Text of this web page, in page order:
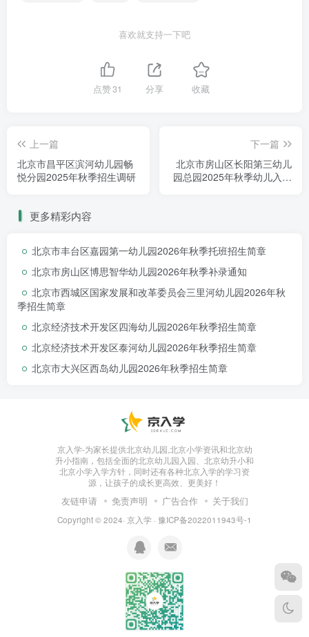
外教 均来自英语母语国家，拥有专业的教师资格证书
语发音和纯正的西方文化体验 。
IB探究式课程·重塑幼儿教育新体验
以主题探究为核心，引导孩子们通过亲身体验、合作
探究等方式，深入了解中国文化的博大精深，培养幼
儿创新能力和解决问题的能力。无论是古老的诗词歌
赋，还是现代的科技文化，孩子们都能在趣味盎然的
喜欢就支持一下吧
点赞31 分享 收藏
上一篇
北京市昌平区滨河幼儿园畅
悦分园2025年秋季招生调研
下一篇
北京市房山区长阳第三幼儿
园总园2025年秋季幼儿入园
更多精彩内容
北京市丰台区嘉园第一幼儿园2026年秋季托班招生简章
北京市房山区博思智华幼儿园2026年秋季补录通知
北京市西城区国家发展和改革委员会三里河幼儿园2026年秋
季招生简章
北京经济技术开发区四海幼儿园2026年秋季招生简章
北京经济技术开发区泰河幼儿园2026年秋季招生简章
北京市大兴区西岛幼儿园2026年秋季招生简章
京入学-为家长提供北京幼儿园,北京小学资讯和北京幼
升小指南，包括全面的北京幼儿园入园、北京幼升小和
北京小学入学方针，同时还有各种北京入学的学习资
源，让孩子的成长更高效、更美好！
友链申请 免责声明 广告合作 关于我们
Copyright © 2024· 京入学 · 豫ICP备2022011943号-1